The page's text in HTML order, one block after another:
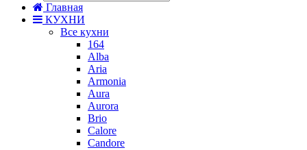
Главная
КУХНИ
Все кухни
164
Alba
Aria
Armonia
Aura
Aurora
Brio
Calore
Candore